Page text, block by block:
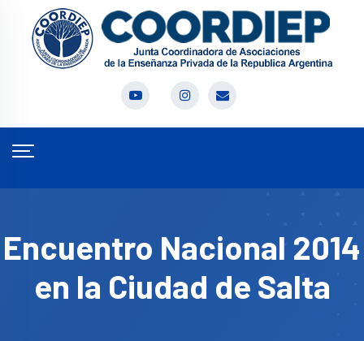
Encuentro Nacional 2014
en la Ciudad de Salta